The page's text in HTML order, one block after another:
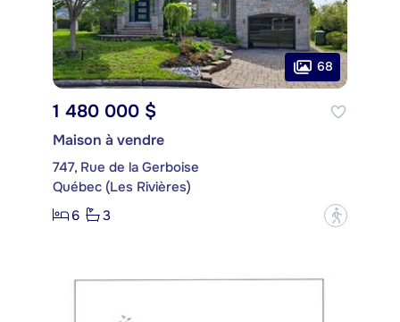
68
1 480 000 $
Maison à vendre
747, Rue de la Gerboise
Québec (Les Rivières)
6
3 ?